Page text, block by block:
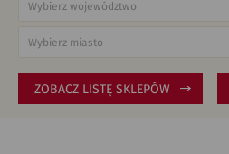
ZOBACZ LISTĘ SKLEPÓW